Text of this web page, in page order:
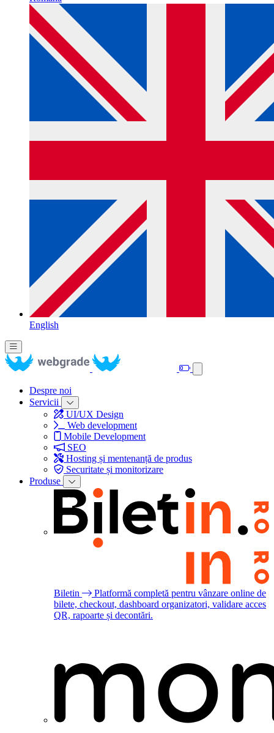
English
Despre noi
Servicii
UI/UX Design
Web development
Mobile Development
SEO
Hosting și mentenanță de produs
Securitate și monitorizare
Produse
Biletin
Platformă completă pentru vânzare online de
bilete, checkout, dashboard organizatori, validare acces
QR, rapoarte și decontări.